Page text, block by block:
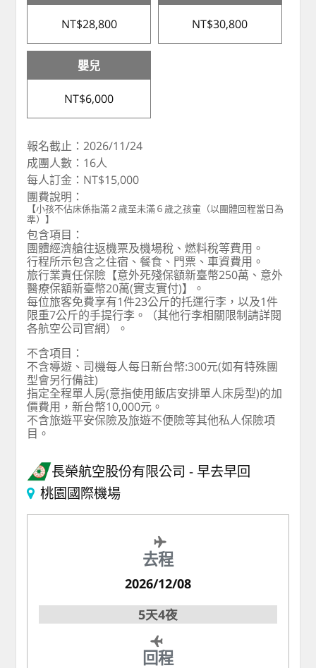
NT$28,800 NT$30,800
嬰兒
NT$6,000
報名截止：2026/11/24
成團人數：16人
每人訂金：NT$15,000
團費說明：
【小孩不佔床係指滿２歲至未滿６歲之孩童（以團體回程當日為
準）】
包含項目：
團體經濟艙往返機票及機場稅、燃料稅等費用。
行程所示包含之住宿、餐食、門票、車資費用。
旅行業責任保險【意外死殘保額新臺幣250萬、意外
醫療保額新臺幣20萬(實支實付)】。
每位旅客免費享有1件23公斤的托運行李，以及1件
限重7公斤的手提行李。（其他行李相關限制請詳閱
各航空公司官網）。
不含項目：
不含導遊、司機每人每日新台幣:300元(如有特殊團
型會另行備註)
指定全程單人房(意指使用飯店安排單人床房型)的加
價費用，新台幣10,000元。
不含旅遊平安保險及旅遊不便險等其他私人保險項
目。
長榮航空股份有限公司
早去早回
桃園國際機場
去程
2026/12/08
5天4夜
回程